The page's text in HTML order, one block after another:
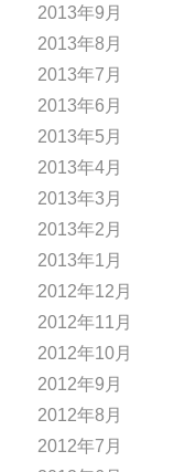
2013年9月
2013年8月
2013年7月
2013年6月
2013年5月
2013年4月
2013年3月
2013年2月
2013年1月
2012年12月
2012年11月
2012年10月
2012年9月
2012年8月
2012年7月